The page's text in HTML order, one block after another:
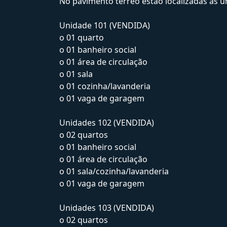
Unidade 101 (VENDIDA)
o 01 quarto
o 01 banheiro social
o 01 área de circulação
o 01 sala
o 01 cozinha/lavanderia
o 01 vaga de garagem
Unidades 102 (VENDIDA)
o 02 quartos
o 01 banheiro social
o 01 área de circulação
o 01 sala/cozinha/lavanderia
o 01 vaga de garagem
Unidades 103 (VENDIDA)
o 02 quartos